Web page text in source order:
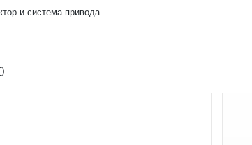
и система привода